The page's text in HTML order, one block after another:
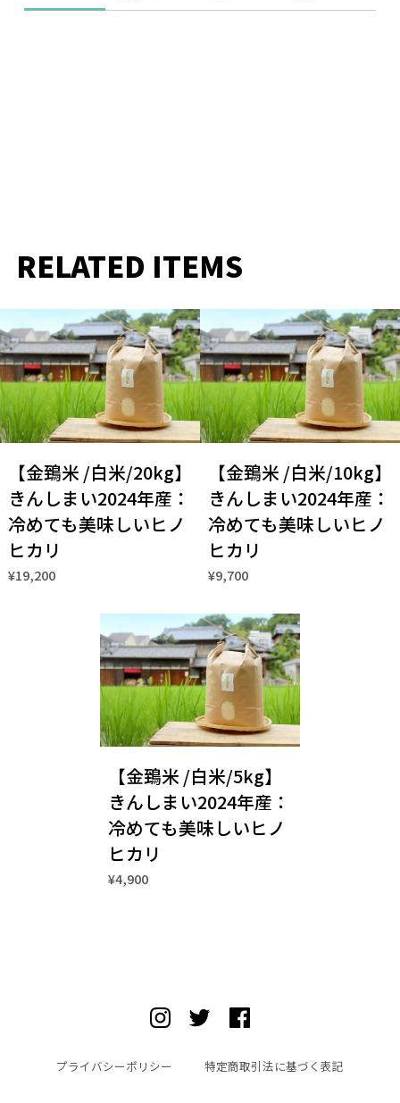
RELATED ITEMS
【金鵄米 /白米/20kg】
きんしまい2024年産：
冷めても美味しいヒノ
ヒカリ
¥19,200
【金鵄米 /白米/10kg】
きんしまい2024年産：
冷めても美味しいヒノ
ヒカリ
¥9,700
【金鵄米 /白米/5kg】
きんしまい2024年産：
冷めても美味しいヒノ
ヒカリ
¥4,900
プライバシーポリシー 特定商取引法に基づく表記